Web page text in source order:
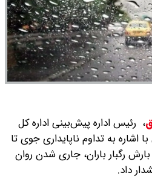
، رئیس اداره پیش‌بینی اداره کل
اشاره به تداوم ناپایداری جوی تا
رگبار باران، جاری شدن روان
داد.